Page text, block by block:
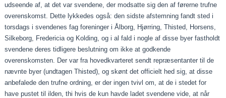
udseende af, at det var svendene, der modsatte sig den af førerne trufne
overenskomst. Dette lykkedes også: den sidste afstemning fandt sted i
torsdags i svendenes fag foreninger i Ålborg, Hjørring, Thisted, Horsens,
Silkeborg, Fredericia og Kolding, og i al fald i nogle af disse byer fastholdt
svendene deres tidligere beslutning om ikke at godkende
overenskomsten. Der var fra hovedkvarteret sendt repræsentanter til de
nævnte byer (undtagen Thisted), og skønt det officielt hed sig, at disse
anbefalede den trufne ordning, er der ingen tvivl om, at de i stedet for
have pustet til ilden, thi hvis de kun havde ladet svendene vide, at når